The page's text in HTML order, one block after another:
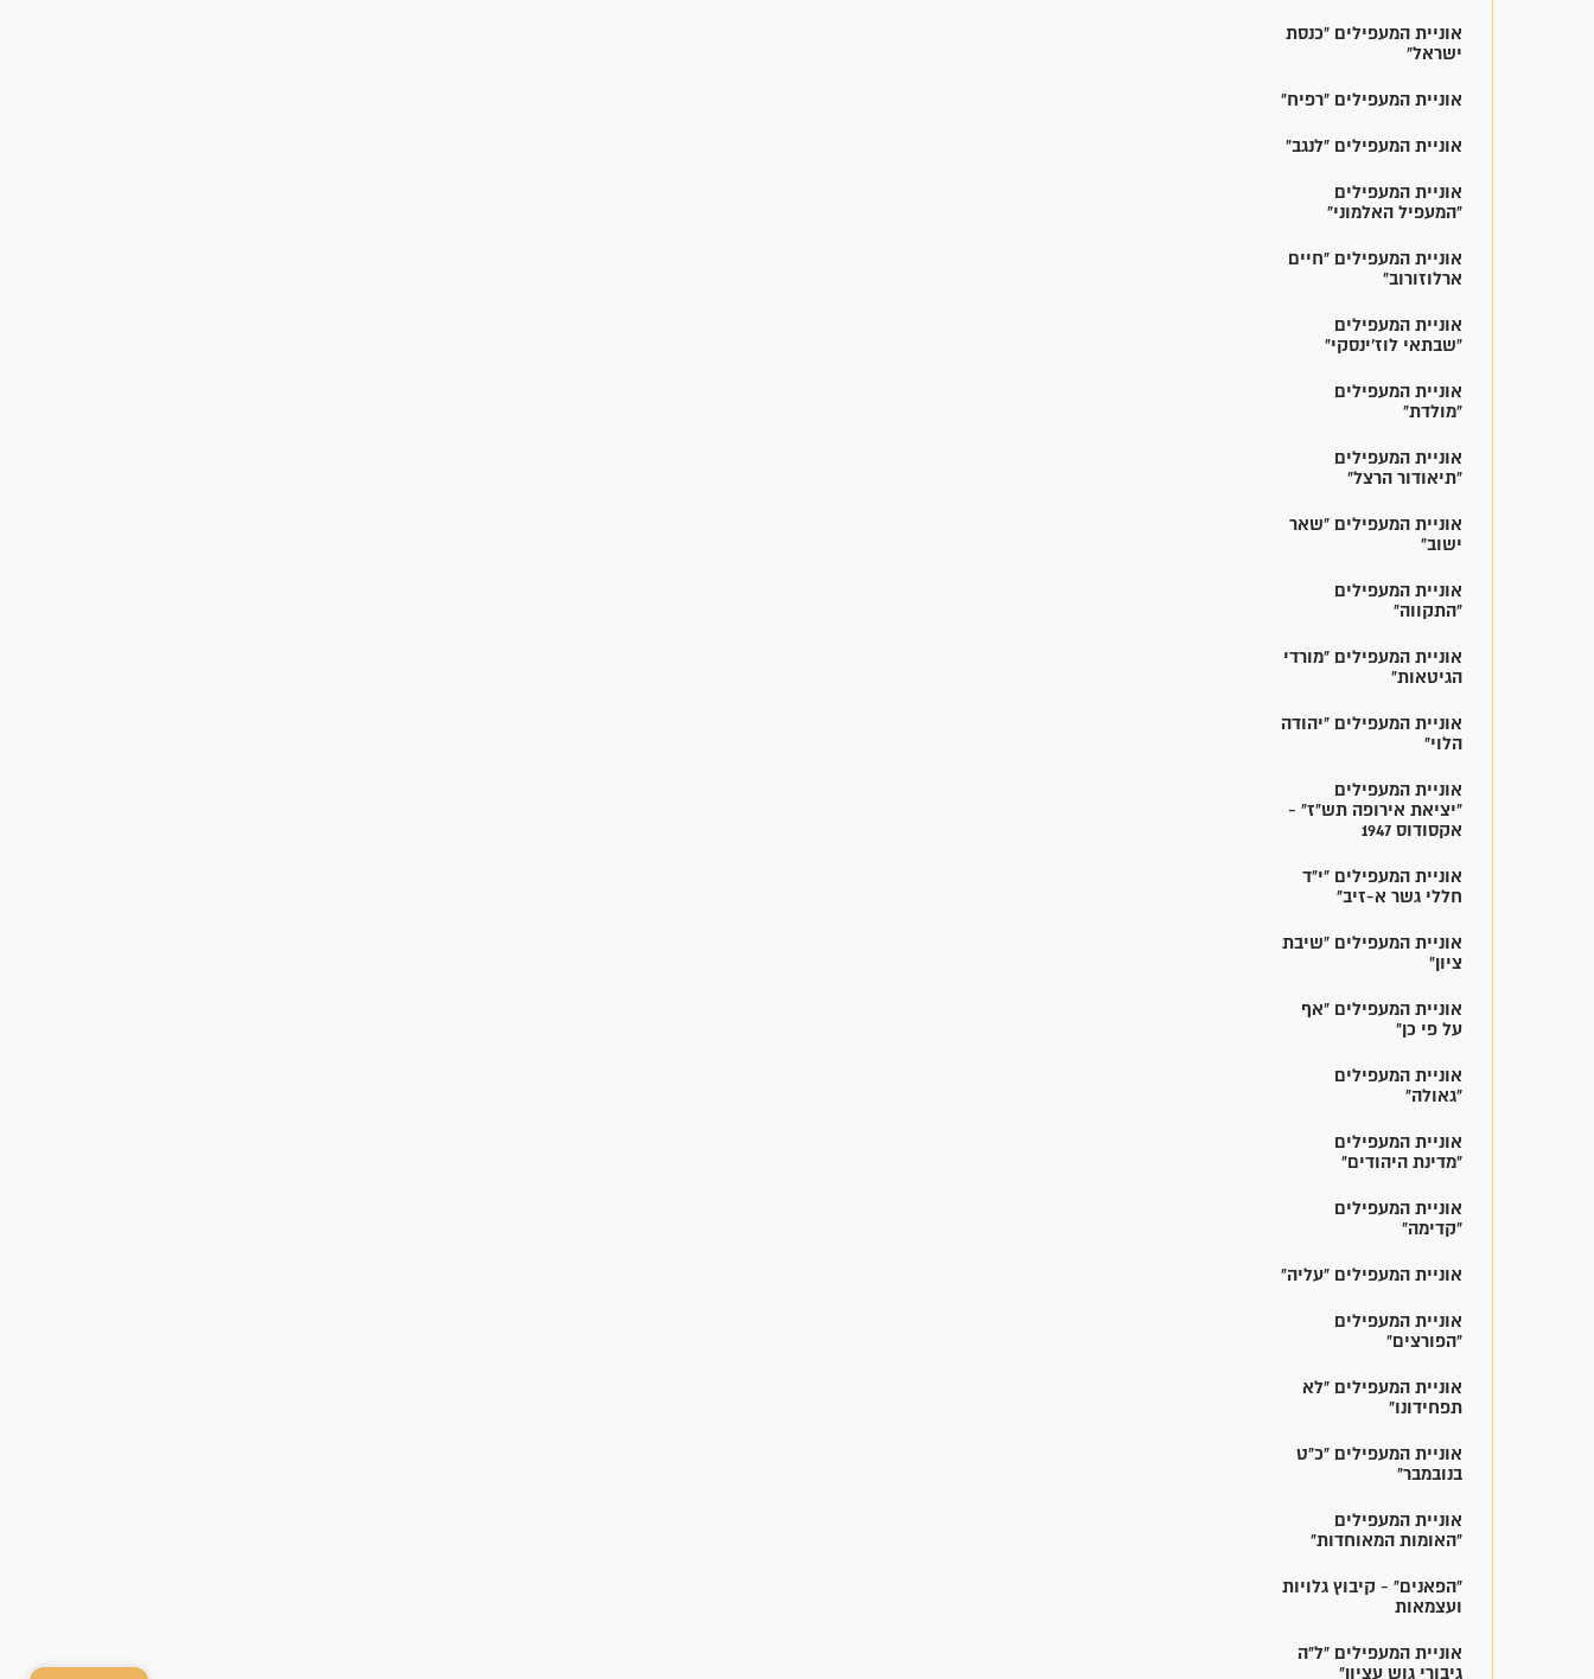
אוניית המעפילים "כנסת
ישראל"
אוניית המעפילים "רפיח"
אוניית המעפילים "לנגב"
אוניית המעפילים
"המעפיל האלמוני"
אוניית המעפילים "חיים
ארלוזורוב"
אוניית המעפילים
"שבתאי לוז'ינסקי"
אוניית המעפילים
"מולדת"
אוניית המעפילים
"תיאודור הרצל"
אוניית המעפילים "שאר
ישוב"
אוניית המעפילים
"התקווה"
אוניית המעפילים "מורדי
הגיטאות"
אוניית המעפילים "יהודה
הלוי"
אוניית המעפילים
"יציאת אירופה תש"ז" -
אקסודוס 1947
אוניית המעפילים "י"ד
חללי גשר א-זיב"
אוניית המעפילים "שיבת
ציון"
אוניית המעפילים "אף
על פי כן"
אוניית המעפילים
"גאולה"
אוניית המעפילים
"מדינת היהודים"
אוניית המעפילים
"קדימה"
אוניית המעפילים "עליה"
אוניית המעפילים
"הפורצים"
אוניית המעפילים "לא
תפחידונו"
אוניית המעפילים "כ"ט
בנובמבר"
אוניית המעפילים
"האומות המאוחדות"
"הפאנים" - קיבוץ גלויות
ועצמאות
אוניית המעפילים "ל"ה
גיבורי גוש עציון"